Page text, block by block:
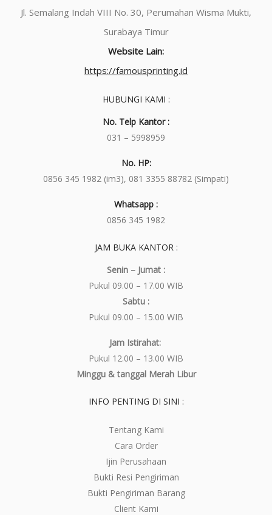
Jl. Semalang Indah VIII No. 30, Perumahan Wisma Mukti,
Surabaya Timur
Website Lain:
https://famousprinting.id
HUBUNGI KAMI :
No. Telp Kantor :
031 – 5998959
No. HP:
0856 345 1982 (im3), 081 3355 88782 (Simpati)
Whatsapp :
0856 345 1982
JAM BUKA KANTOR :
Senin – Jumat :
Pukul 09.00 – 17.00 WIB
Sabtu :
Pukul 09.00 – 15.00 WIB
Jam Istirahat:
Pukul 12.00 – 13.00 WIB
Minggu & tanggal Merah Libur
INFO PENTING DI SINI :
Tentang Kami
Cara Order
Ijin Perusahaan
Bukti Resi Pengiriman
Bukti Pengiriman Barang
Client Kami